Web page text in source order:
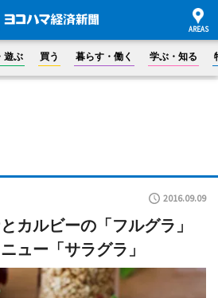
遊ぶ 買う 暮らす・働く 学ぶ・知る
2016.09.09
カルビーの「フルグラ」
ュー「サラグラ」